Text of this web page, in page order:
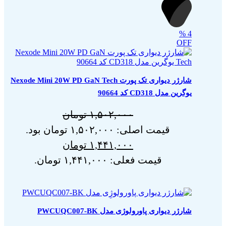
4
%
OFF
شارژر دیواری تک پورت Nexode Mini 20W PD GaN Tech
یوگرین مدل CD318 کد 90664
۱,۵۰۲,۰۰۰ تومان
قیمت اصلی: ۱,۵۰۲,۰۰۰ تومان بود.
۱,۴۴۱,۰۰۰ تومان
قیمت فعلی: ۱,۴۴۱,۰۰۰ تومان.
شارژر دیواری پاورولوژی مدل PWCUQC007-BK